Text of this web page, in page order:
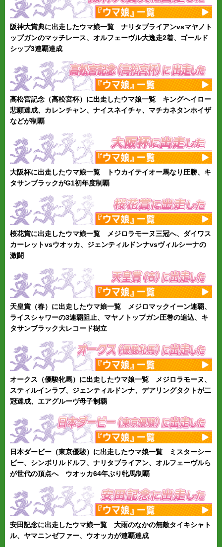
阪神大賞典に出走したウマ娘一覧 ナリタブライアンvsマヤノト
ップガンのマッチレース、オルフェーヴル大逸走2着、ゴールド
シップ3連覇達成
高松宮記念（高松宮杯）に出走したウマ娘一覧 キングヘイロー
悲願達成、カレンチャン、ナイスネイチャ、マチカネタンホイザ
などが制覇
大阪杯に出走したウマ娘一覧 トウカイテイオー馬なり圧勝、キ
タサンブラックがG1初年度制覇
桜花賞に出走したウマ娘一覧 メジロラモーヌ三冠へ、ダイワス
カーレットvsウオッカ、ジェンティルドンナvsヴィルシーナの
激闘
天皇賞（春）に出走したウマ娘一覧 メジロマックイーン連覇、
ライスシャワーの3連覇阻止、マヤノトップガン圧巻の追込、キ
タサンブラック大レコード樹立
オークス（優駿牝馬）に出走したウマ娘一覧 メジロラモーヌ、
スティルインラブ、ジェンティルドンナ、デアリングタクトが二
冠達成、エアグルーヴ母子制覇
日本ダービー（東京優駿）に出走したウマ娘一覧 ミスターシー
ビー、シンボリルドルフ、ナリタブライアン、オルフェーヴルら
が世代の頂点へ ウオッカ64年ぶり牝馬制覇
安田記念に出走したウマ娘一覧 大雨のなかの無敵タイキシャト
ル、ヤマニンゼファー、ウオッカが連覇達成